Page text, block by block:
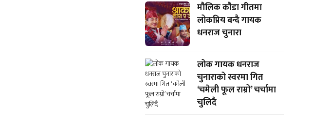
मौलिक कौडा गीतमा
लोकप्रिय बन्दै गायक
धनराज चुनारा
लोक गायक धनराज
चुनाराको स्वरमा गित
‘चमेली फूल राम्रो’ चर्चामा
चुलिदै